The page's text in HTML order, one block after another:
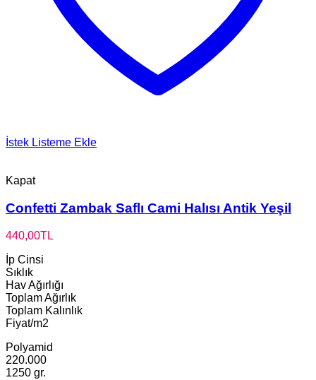
İstek Listeme Ekle
Kapat
Confetti Zambak Saflı Cami Halısı Antik Yeşil
440,00TL
İp Cinsi
Sıklık
Hav Ağırlığı
Toplam Ağırlık
Toplam Kalınlık
Fiyat/m2
Polyamid
220.000
1250 gr.